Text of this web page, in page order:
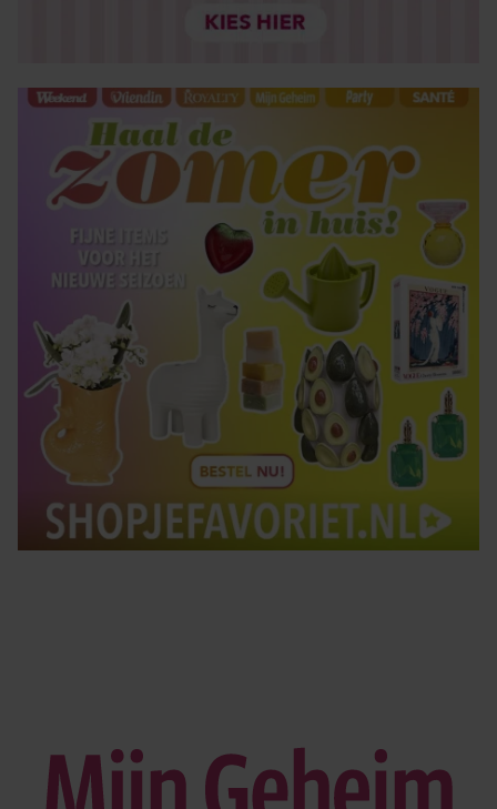
informatie over uw gebruik van onze site met onze
informatie die u aan ze heeft verstrekt of die ze hebben
verzameld op basis van uw gebruik van hun services. U
gaat akkoord met onze cookies als u onze website blijft
gebruiken.